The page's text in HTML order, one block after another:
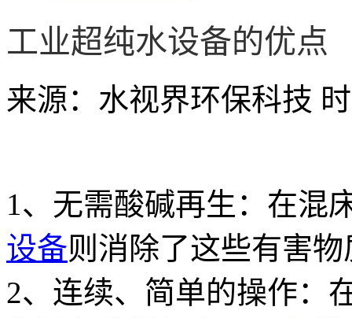
工业超纯水设备的优点
来源：水视界环保科技
1、无需酸碱再生：在混
设备则消除了这些有害
2、连续、简单的操作：